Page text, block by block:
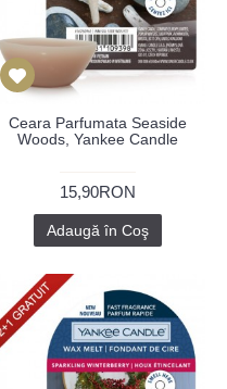
Ceara Parfumata Seaside
Woods, Yankee Candle
15,90RON
Adaugă în Coş